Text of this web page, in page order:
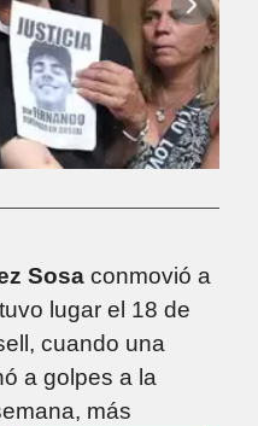
Sosa conmovió a
lugar el 18 de
cuando una
a golpes a la
más